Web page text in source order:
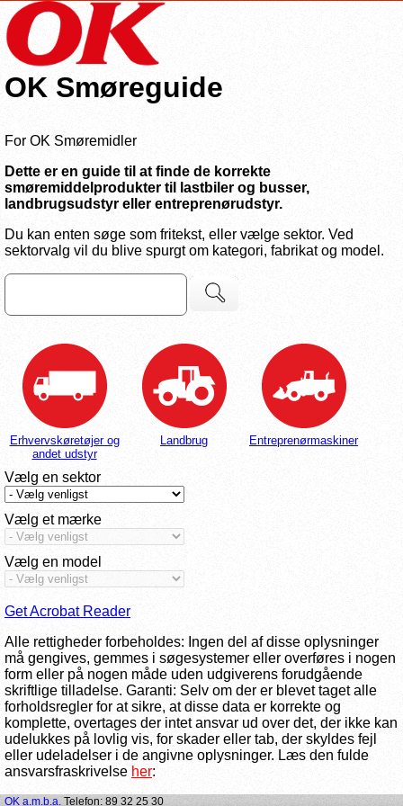
OK Smøreguide
For OK Smøremidler
Dette er en guide til at finde de korrekte
smøremiddelprodukter til lastbiler og busser,
landbrugsudstyr eller entreprenørudstyr.
Du kan enten søge som fritekst, eller vælge sektor. Ved
sektorvalg vil du blive spurgt om kategori, fabrikat og model.
Erhvervskøretøjer og
andet udstyr
Landbrug Entreprenørmaskiner
Vælg en sektor
Vælg et mærke
Vælg en model
Get Acrobat Reader
Alle rettigheder forbeholdes: Ingen del af disse oplysninger
må gengives, gemmes i søgesystemer eller overføres i nogen
form eller på nogen måde uden udgiverens forudgående
skriftlige tilladelse. Garanti: Selv om der er blevet taget alle
forholdsregler for at sikre, at disse data er korrekte og
komplette, overtages der intet ansvar ud over det, der ikke kan
udelukkes på lovlig vis, for skader eller tab, der skyldes fejl
eller udeladelser i de angivne oplysninger. Læs den fulde
ansvarsfraskrivelse her:
OK a.m.b.a. Telefon: 89 32 25 30